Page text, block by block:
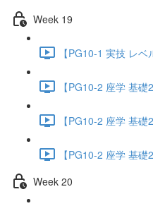
Week 19
【PG10-1 実技 レ
【PG10-2 座学 基
【PG10-2 座学 基
【PG10-2 座学 基
Week 20